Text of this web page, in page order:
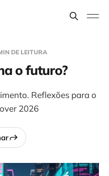
DE LEITURA
o futuro?
Reflexões para o
2026